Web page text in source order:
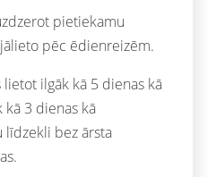
pietiekamu
pēc ēdienreizēm.
ilgāk kā 5 dienas kā
3 dienas kā
bez ārsta